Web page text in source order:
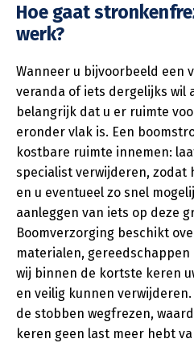
Hoe gaat
werk?
Wanneer u bijvoorbeeld een
veranda of iets dergelijks wil
belangrijk dat u er ruimte
eronder vlak is. Een
kostbare ruimte innemen:
specialist verwijderen, zodat
en u eventueel zo snel
aanleggen van iets op deze
Boomverzorging beschikt
materialen,
wij binnen de kortste keren
en veilig kunnen
de stobben wegfrezen,
keren geen last meer hebt